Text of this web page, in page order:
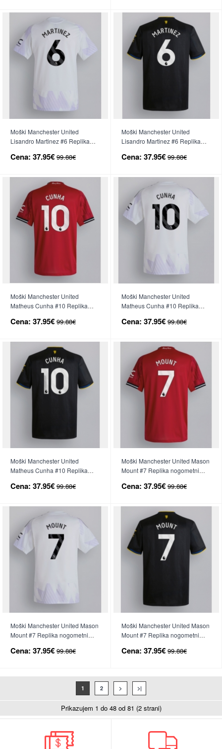
Moški Manchester United
Lisandro Martinez #6 Replika
26 Kratek Rokav
Cena: 37.95€ 99.88€
Moški Manchester United
Lisandro Martinez #6 Replika
Kratek Rokav
Cena: 37.95€ 99.88€
Moški Manchester United
Matheus Cunha #10 Replika
26 Kratek Rokav
Cena: 37.95€ 99.88€
Moški Manchester United
Matheus Cunha #10 Replika
26 Kratek Rokav
Cena: 37.95€ 99.88€
Moški Manchester United
Matheus Cunha #10 Replika
Kratek Rokav
Cena: 37.95€ 99.88€
Moški Manchester United Mason
Mount #7 Replika nogometni
Rokav
Cena: 37.95€ 99.88€
Moški Manchester United Mason
Mount #7 Replika nogometni
Rokav
Cena: 37.95€ 99.88€
Moški Manchester United Mason
Mount #7 Replika nogometni
Cena: 37.95€ 99.88€
1 2 > >|
Prikazujem 1 do 48 od 81 (2 strani)